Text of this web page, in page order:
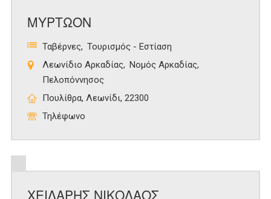
ΜΥΡΤΩΟΝ
Ταβέρνες
Τουρισμός - Εστίαση
Λεωνίδιο Αρκαδίας
Νομός Αρκαδίας
Πελοπόννησος
Πουλίθρα, Λεωνίδι, 22300
Τηλέφωνο
ΧΕΙΛΑΡΗΣ ΝΙΚΟΛΑΟΣ